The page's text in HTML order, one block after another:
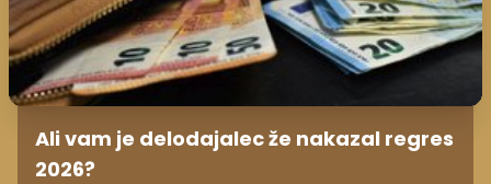
Ali vam je delodajalec že nakazal regres
2026?